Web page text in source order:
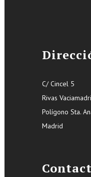
C/ Cincel 5
Rivas
Polígono Sta.
Madrid